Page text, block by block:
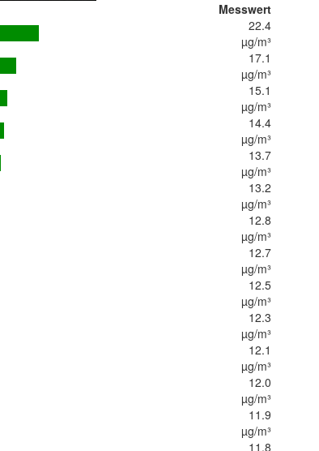
Messwert
22.4
µg/m³
17.1
µg/m³
15.1
µg/m³
14.4
µg/m³
13.7
µg/m³
13.2
µg/m³
12.8
µg/m³
12.7
µg/m³
12.5
µg/m³
12.3
µg/m³
12.1
µg/m³
12.0
µg/m³
11.9
µg/m³
11.8